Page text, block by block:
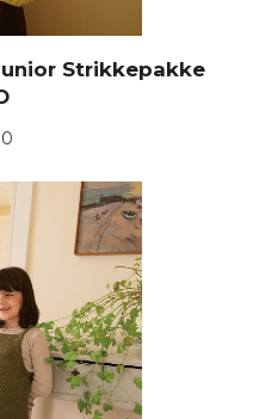
Strikkepakke